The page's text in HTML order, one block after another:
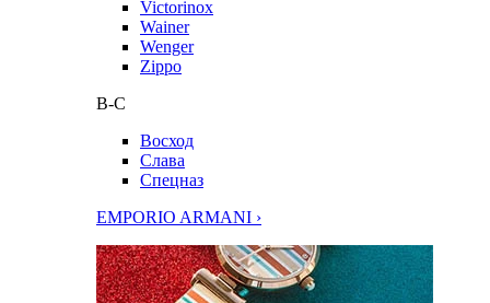
Victorinox
Wainer
Wenger
Zippo
В-С
Восход
Слава
Спецназ
EMPORIO ARMANI ›